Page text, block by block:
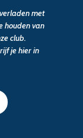
met
houden van
club.
je hier in